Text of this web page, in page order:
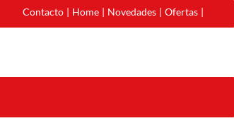
Contacto | Home | Novedades | Ofertas |